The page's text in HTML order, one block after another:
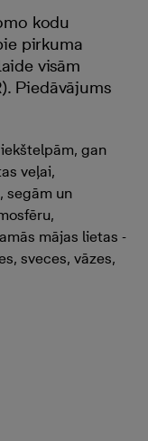
kodu
pirkuma
visām
Piedāvājums
gan
veļai,
segām un
mājas lietas -
sveces, vāzes,